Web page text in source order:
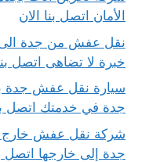
الأمان اتصل بنا الان
خبرة لا تضاهى اتصل
جدة في خدمتك اتصل
جدة إلى خارجها اتصل